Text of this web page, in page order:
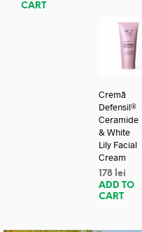
CART
Cremă
Defensil®
Ceramide
& White
Lily Facial
Cream
178 lei
ADD TO
CART